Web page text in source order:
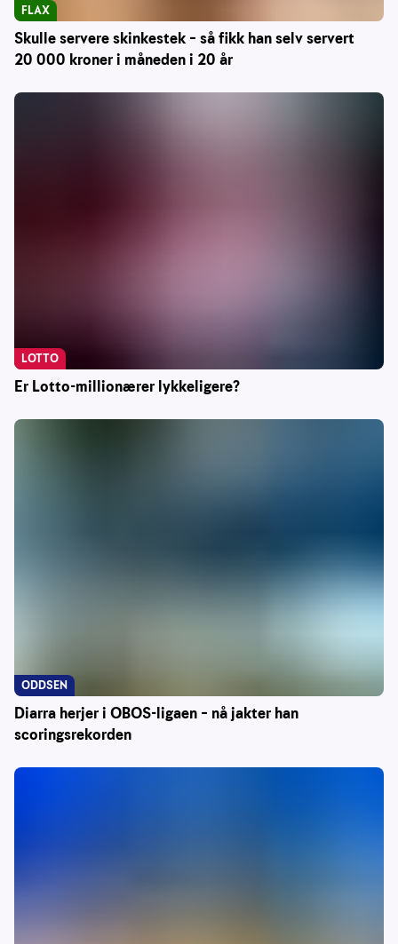
Skulle servere skinkestek – så fikk han selv servert
20 000 kroner i måneden i 20 år
FLAX
Er Lotto-millionærer lykkeligere?
LOTTO
Diarra herjer i OBOS-ligaen – nå jakter han
scoringsrekorden
ODDSEN